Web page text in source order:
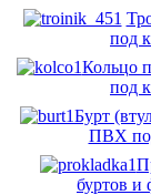
под
Кольцо
под
Бурт
ПВХ
буртов и